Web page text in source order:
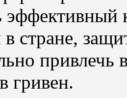
эффективный
стране,
привлечь
гривен.